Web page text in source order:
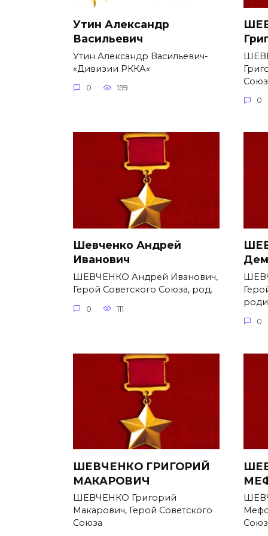
Утин Александр
Васильевич
Утин Александр Васильевич-
«Дивизии РККА«
0 159
0
Шевченко Андрей
Иванович
ШЕВЧЕНКО Андрей Иванович,
Герой Советского Союза, род.
0 111
0
ШЕВЧЕНКО ГРИГОРИЙ
МАКАРОВИЧ
ШЕВЧЕНКО Григорий
Макарович, Герой Советского
Союза